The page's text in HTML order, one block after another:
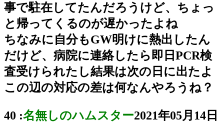
事で駐在してたんだろうけど、ちょっ
と帰ってくるのが遅かったよね
ちなみに自分もGW明けに熱出したん
だけど、病院に連絡したら即日PCR検
査受けられたし結果は次の日に出たよ
この辺の対応の差は何なんやろうね？
40 :名無しのハムスター2021年05月14日